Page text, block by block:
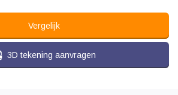
Vergelijk
3D tekening aanvragen